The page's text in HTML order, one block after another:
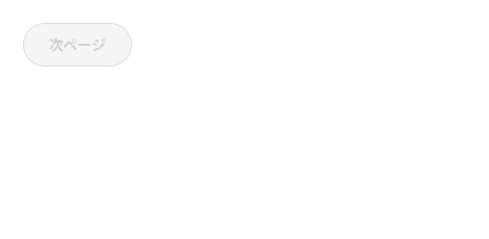
次ページ